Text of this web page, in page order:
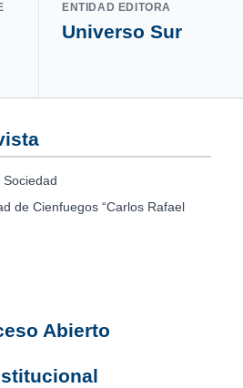
ENTIDAD EDITORA
Universo Sur
de Cienfuegos “Carlos Rafael
Abierto